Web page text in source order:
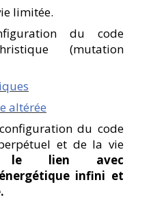
limitée.
du code
(mutation
altérée
du code
et de la vie
le lien avec
infini et